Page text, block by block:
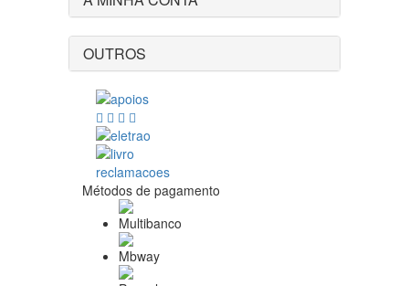
OUTROS
Métodos de pagamento